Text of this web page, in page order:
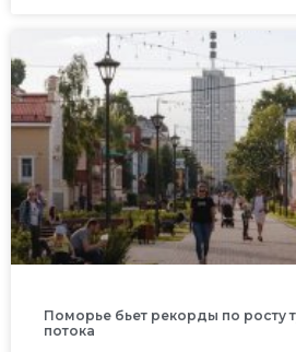
Поморье бьет рекорды по росту
потока